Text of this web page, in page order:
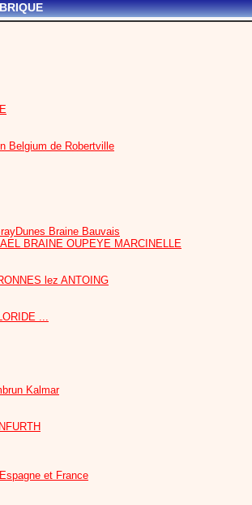
Belgium de Robertville
Braine Bauvais
BRAINE OUPEYE MARCINELLE
lez ANTOING
...
Kalmar
et France